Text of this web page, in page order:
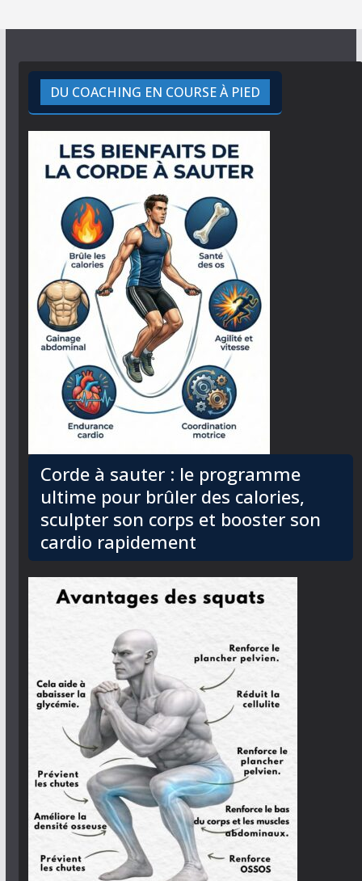
DU COACHING EN COURSE À PIED
Corde à sauter : le programme
ultime pour brûler des calories,
sculpter son corps et booster son
cardio rapidement